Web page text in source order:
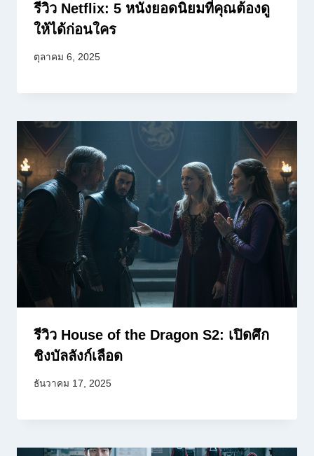
รีวิว Netflix: 5 หนังยอดนิยมที่คุณต้องดู
ให้ได้ก่อนใคร
ตุลาคม 6, 2025
รีวิว House of the Dragon S2: เปิดศึก
ชิงบัลลังก์เลือด
ธันวาคม 17, 2025